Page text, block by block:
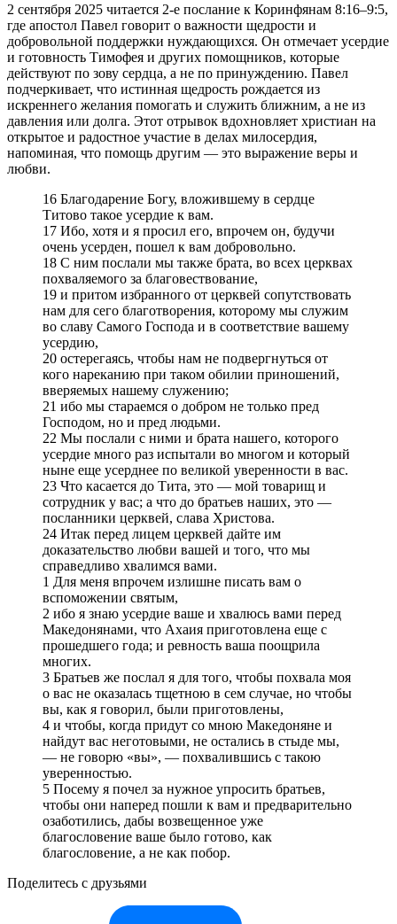
2 сентября 2025 читается 2-е послание к Коринфянам 8:16–9:5,
где апостол Павел говорит о важности щедрости и
добровольной поддержки нуждающихся. Он отмечает усердие
и готовность Тимофея и других помощников, которые
действуют по зову сердца, а не по принуждению. Павел
подчеркивает, что истинная щедрость рождается из
искреннего желания помогать и служить ближним, а не из
давления или долга. Этот отрывок вдохновляет христиан на
открытое и радостное участие в делах милосердия,
напоминая, что помощь другим — это выражение веры и
любви.
16 Благодарение Богу, вложившему в сердце
Титово такое усердие к вам.
17 Ибо, хотя и я просил его, впрочем он, будучи
очень усерден, пошел к вам добровольно.
18 С ним послали мы также брата, во всех церквах
похваляемого за благовествование,
19 и притом избранного от церквей сопутствовать
нам для сего благотворения, которому мы служим
во славу Самого Господа и в соответствие вашему
усердию,
20 остерегаясь, чтобы нам не подвергнуться от
кого нареканию при таком обилии приношений,
вверяемых нашему служению;
21 ибо мы стараемся о добром не только пред
Господом, но и пред людьми.
22 Мы послали с ними и брата нашего, которого
усердие много раз испытали во многом и который
ныне еще усерднее по великой уверенности в вас.
23 Что касается до Тита, это — мой товарищ и
сотрудник у вас; а что до братьев наших, это —
посланники церквей, слава Христова.
24 Итак перед лицем церквей дайте им
доказательство любви вашей и того, что мы
справедливо хвалимся вами.
1 Для меня впрочем излишне писать вам о
вспоможении святым,
2 ибо я знаю усердие ваше и хвалюсь вами перед
Македонянами, что Ахаия приготовлена еще с
прошедшего года; и ревность ваша поощрила
многих.
3 Братьев же послал я для того, чтобы похвала моя
о вас не оказалась тщетною в сем случае, но чтобы
вы, как я говорил, были приготовлены,
4 и чтобы, когда придут со мною Македоняне и
найдут вас неготовыми, не остались в стыде мы,
— не говорю «вы», — похвалившись с такою
уверенностью.
5 Посему я почел за нужное упросить братьев,
чтобы они наперед пошли к вам и предварительно
озаботились, дабы возвещенное уже
благословение ваше было готово, как
благословение, а не как побор.
Поделитесь с друзьями